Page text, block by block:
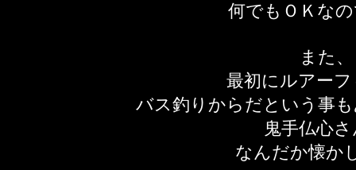
何でもＯＫな
また
最初にルアー
バス釣りからだという事
鬼手仏心
なんだか懐か